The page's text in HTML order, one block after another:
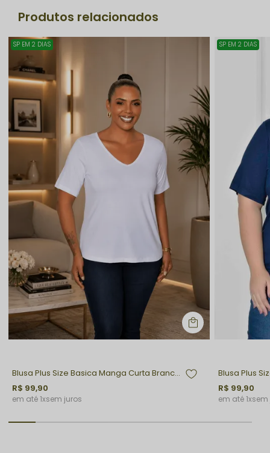
Produtos relacionados
SP EM 2 DIAS
Blusa Plus Size Basica Manga Curta Branca Bella
R$ 99,90
1xsem juros
SP EM 2 DIAS
R$ 99,90
1xsem